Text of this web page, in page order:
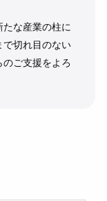
な産業の柱に
切れ目のない
ご支援をよろ